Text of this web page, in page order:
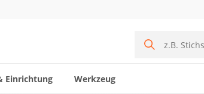
Einrichtung Werkzeug